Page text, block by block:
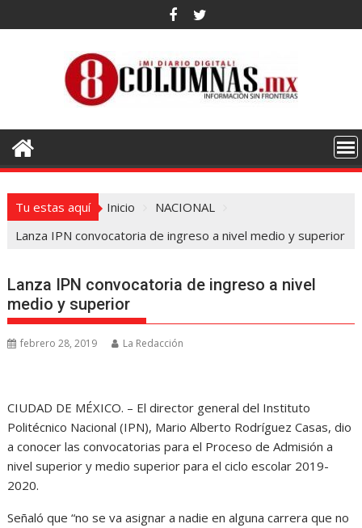
al
Tu estas aquí Inicio
NACIONAL
Lanza IPN convocatoria de ingreso a nivel medio y superior
Lanza IPN convocatoria de ingreso a nivel
medio y superior
febrero 28, 2019 La Redacción
CIUDAD DE MÉXICO. – El director general del Instituto
Politécnico Nacional (IPN), Mario Alberto Rodríguez Casas, dio
a conocer las convocatorias para el Proceso de Admisión a
nivel superior y medio superior para el ciclo escolar 2019-
2020.
Señaló que “no se va asignar a nadie en alguna carrera que no